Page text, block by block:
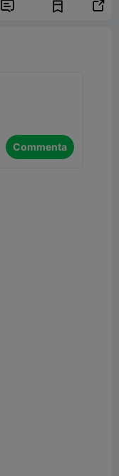
 
Commenta